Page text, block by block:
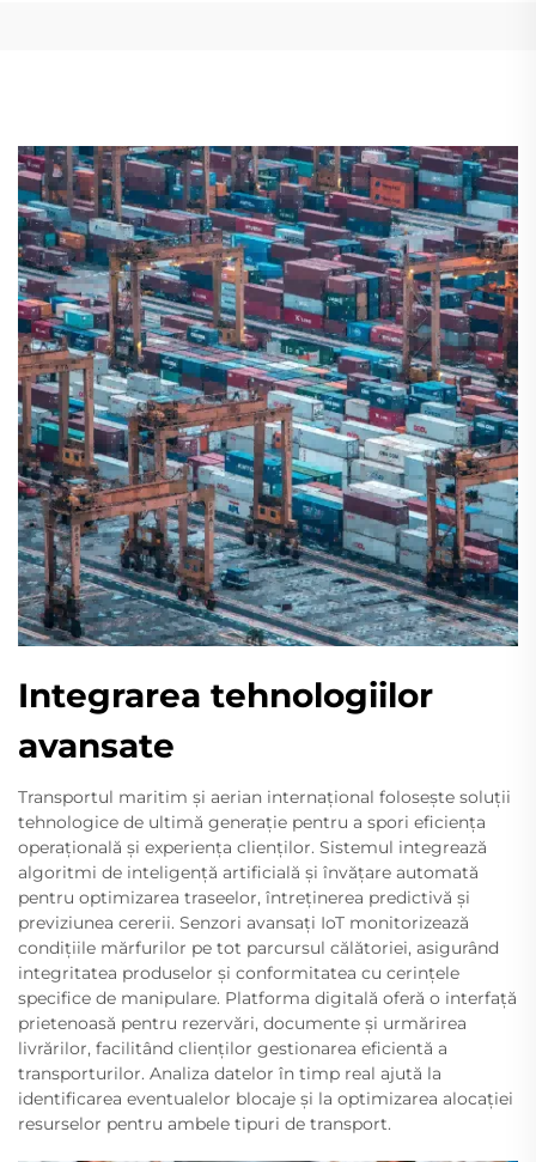
Integrarea tehnologiilor
avansate
Transportul maritim și aerian internațional folosește soluții
tehnologice de ultimă generație pentru a spori eficiența
operațională și experiența clienților. Sistemul integrează
algoritmi de inteligență artificială și învățare automată
pentru optimizarea traseelor, întreținerea predictivă și
previziunea cererii. Senzori avansați IoT monitorizează
condițiile mărfurilor pe tot parcursul călătoriei, asigurând
integritatea produselor și conformitatea cu cerințele
specifice de manipulare. Platforma digitală oferă o interfață
prietenoasă pentru rezervări, documente și urmărirea
livrărilor, facilitând clienților gestionarea eficientă a
transporturilor. Analiza datelor în timp real ajută la
identificarea eventualelor blocaje și la optimizarea alocației
resurselor pentru ambele tipuri de transport.